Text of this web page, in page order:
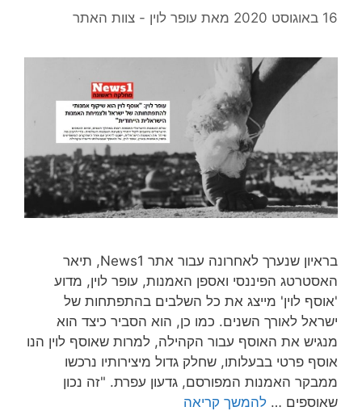
16 באוגוסט 2020 מאת עופר לוין - צוות האתר
בראיון שנערך לאחרונה עבור אתר News1, תיאר
האסטרטג הפיננסי ואספן האמנות, עופר לוין, מדוע
'אוסף לוין' מייצג את כל השלבים בהתפתחות של
ישראל לאורך השנים. כמו כן, הוא הסביר כיצד הוא
מנגיש את האוסף עבור הקהילה, למרות שאוסף לוין הנו
אוסף פרטי בבעלותו, שחלק גדול מיצירותיו נרכשו
ממבקר האמנות המפורסם, גדעון עפרת. "זה נכון
שאוספים … להמשך קריאה